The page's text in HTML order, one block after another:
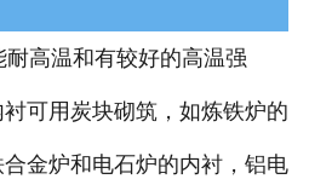
高温和有较好的高温强
可用炭块砌筑，如炼铁炉的
金炉和电石炉的内衬，铝电